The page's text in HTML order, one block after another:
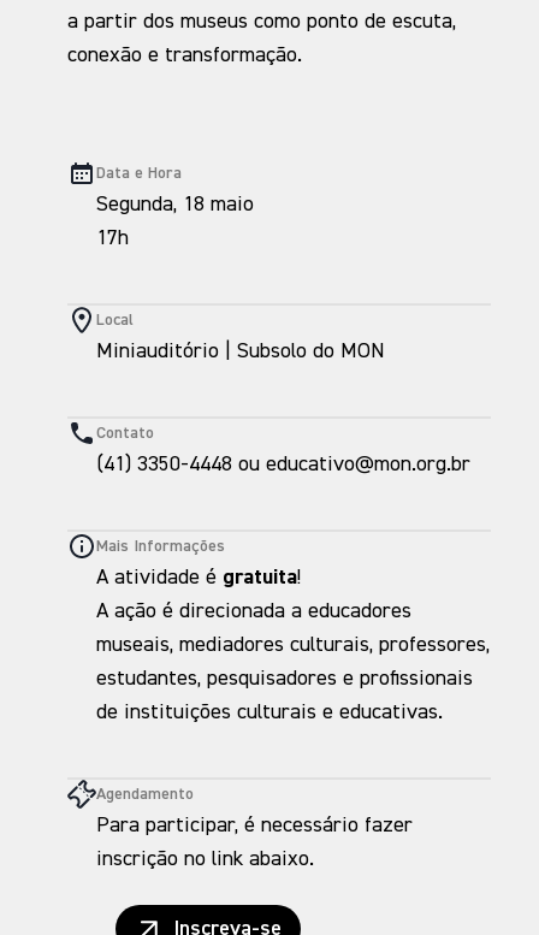
a partir dos museus como ponto de escuta,
conexão e transformação.
Data e Hora
Segunda, 18 maio
17h
Local
Miniauditório | Subsolo do MON
Contato
(41) 3350-4448 ou educativo@mon.org.br
Mais Informações
A atividade é gratuita!
A ação é direcionada a educadores
museais, mediadores culturais, professores,
estudantes, pesquisadores e profissionais
de instituições culturais e educativas.
Agendamento
Para participar, é necessário fazer
inscrição no link abaixo.
Inscreva-se